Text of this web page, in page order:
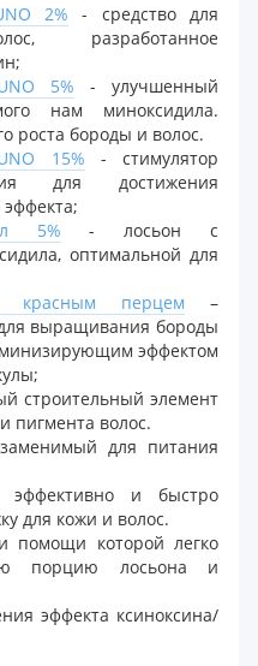
2% - средство для
разработанное
5% - улучшенный
нам миноксидила.
роста бороды и волос.
15% - стимулятор
для достижения
5% - лосьон с
оптимальной для
красным перцем –
выращивания бороды
эффектом
строительный элемент
пигмента волос.
для питания
эффективно и быстро
для кожи и волос.
помощи которой легко
порцию лосьона и
эффекта ксиноксина/